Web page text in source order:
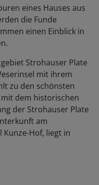
eines Hauses aus
die Funde
einen Einblick in
Strohauser Plate
mit ihrem
zu den schönsten
dem historischen
der Strohauser Plate
am
Hof, liegt in